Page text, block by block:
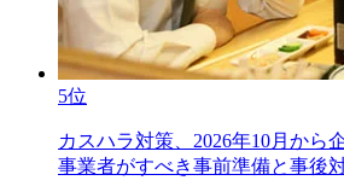
5位
カスハラ対策、2026年10月から
事業者がすべき事前準備と事後